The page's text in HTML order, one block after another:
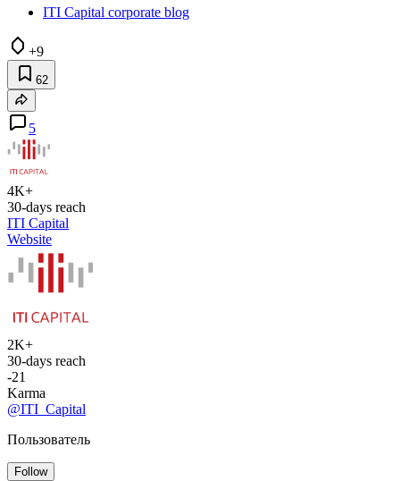
ITI Capital corporate blog
+9
62
5
4K+
30-days reach
ITI Capital
Website
2K+
30-days reach
-21
Karma
@ITI_Capital
Пользователь
Follow